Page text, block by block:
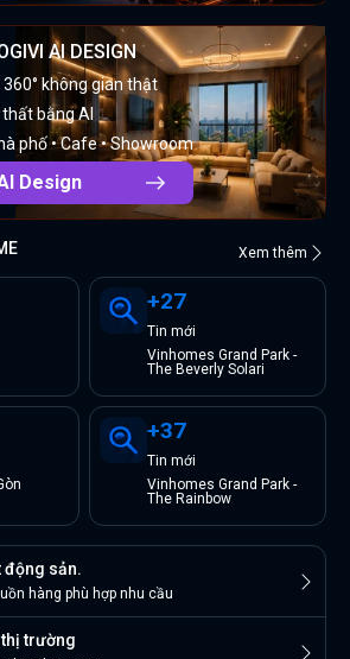
AI DESIGN
không gian thật
bằng AI
phố • Cafe • Showroom
Design
Xem thêm
+27
Tin mới
Vinhomes Grand Park -
The Beverly Solari
+37
Tin mới
Vinhomes Grand Park -
The Rainbow
động sản.
hàng phù hợp nhu cầu
trường